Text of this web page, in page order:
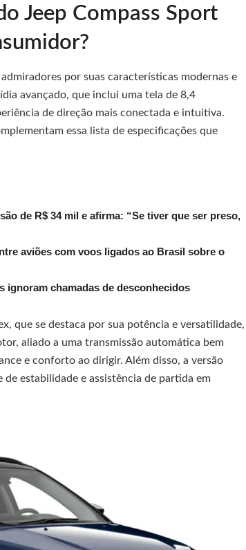
Jeep Compass Sport
por suas características modernas e
avançado, que inclui uma tela de 8,4
de direção mais conectada e intuitiva.
essa lista de especificações que
de R$ 34 mil e afirma: “Se tiver que ser preso,
aviões com voos ligados ao Brasil sobre o
ignoram chamadas de desconhecidos
que se destaca por sua potência e versatilidade,
aliado a uma transmissão automática bem
e conforto ao dirigir. Além disso, a versão
estabilidade e assistência de partida em